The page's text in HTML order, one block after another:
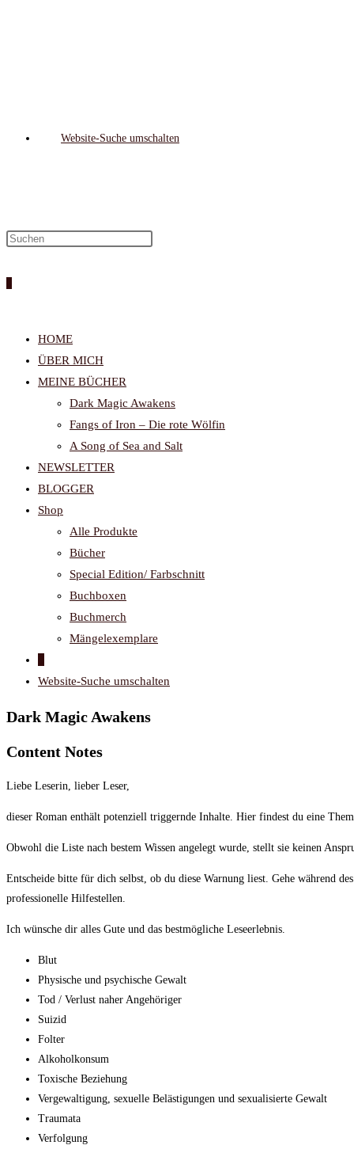
Website-Suche umschalten
HOME
ÜBER MICH
MEINE BÜCHER
Dark Magic Awakens
Fangs of Iron – Die rote Wölfin
A Song of Sea and Salt
NEWSLETTER
BLOGGER
Shop
Alle Produkte
Bücher
Special Edition/ Farbschnitt
Buchboxen
Buchmerch
Mängelexemplare
Website-Suche umschalten
Dark Magic Awakens
Content Notes
Liebe Leserin, lieber Leser,
dieser Roman enthält potenziell triggernde Inhalte. Hier findest du eine
Obwohl die Liste nach bestem Wissen angelegt wurde, stellt sie keinen
Entscheide bitte für dich selbst, ob du diese Warnung liest. Gehe während
professionelle Hilfestellen.
Ich wünsche dir alles Gute und das bestmögliche Leseerlebnis.
Blut
Physische und psychische Gewalt
Tod / Verlust naher Angehöriger
Suizid
Folter
Alkoholkonsum
Toxische Beziehung
Vergewaltigung, sexuelle Belästigungen und sexualisierte Gewalt
Traumata
Verfolgung